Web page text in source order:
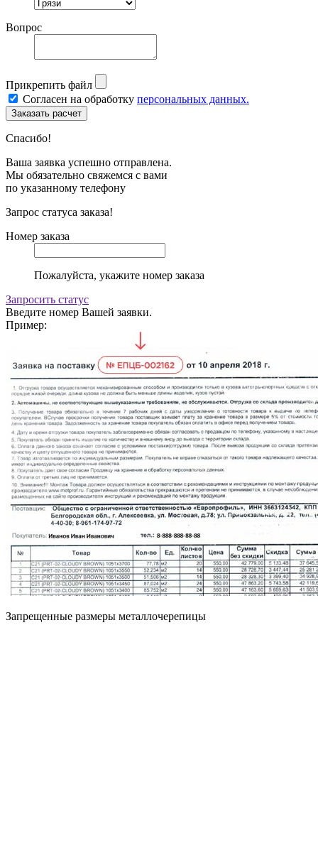
Вопрос
Прикрепить файл
Согласен на обработку персональных данных.
Спасибо!
Ваша заявка успешно отправлена.
Мы обязательно свяжемся с вами
по указанному телефону
Запрос статуса заказа!
Номер заказа
Пожалуйста, укажите номер заказа
Запросить статус
Введите номер Вашей заявки.
Пример:
Запрещенные размеры металлочерепицы